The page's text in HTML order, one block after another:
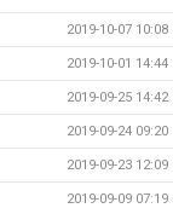
2019-10-07 10:08
2019-10-01 14:44
2019-09-25 14:42
2019-09-24 09:20
2019-09-23 12:09
2019-09-09 07:19